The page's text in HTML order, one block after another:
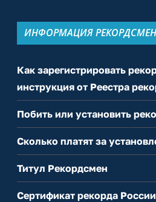
ИНФОРМАЦИЯ
Как зарегистрировать
инструкция от Реестра
Побить или установить
Сколько платят за
Титул Рекордсмен
Сертификат рекорда России